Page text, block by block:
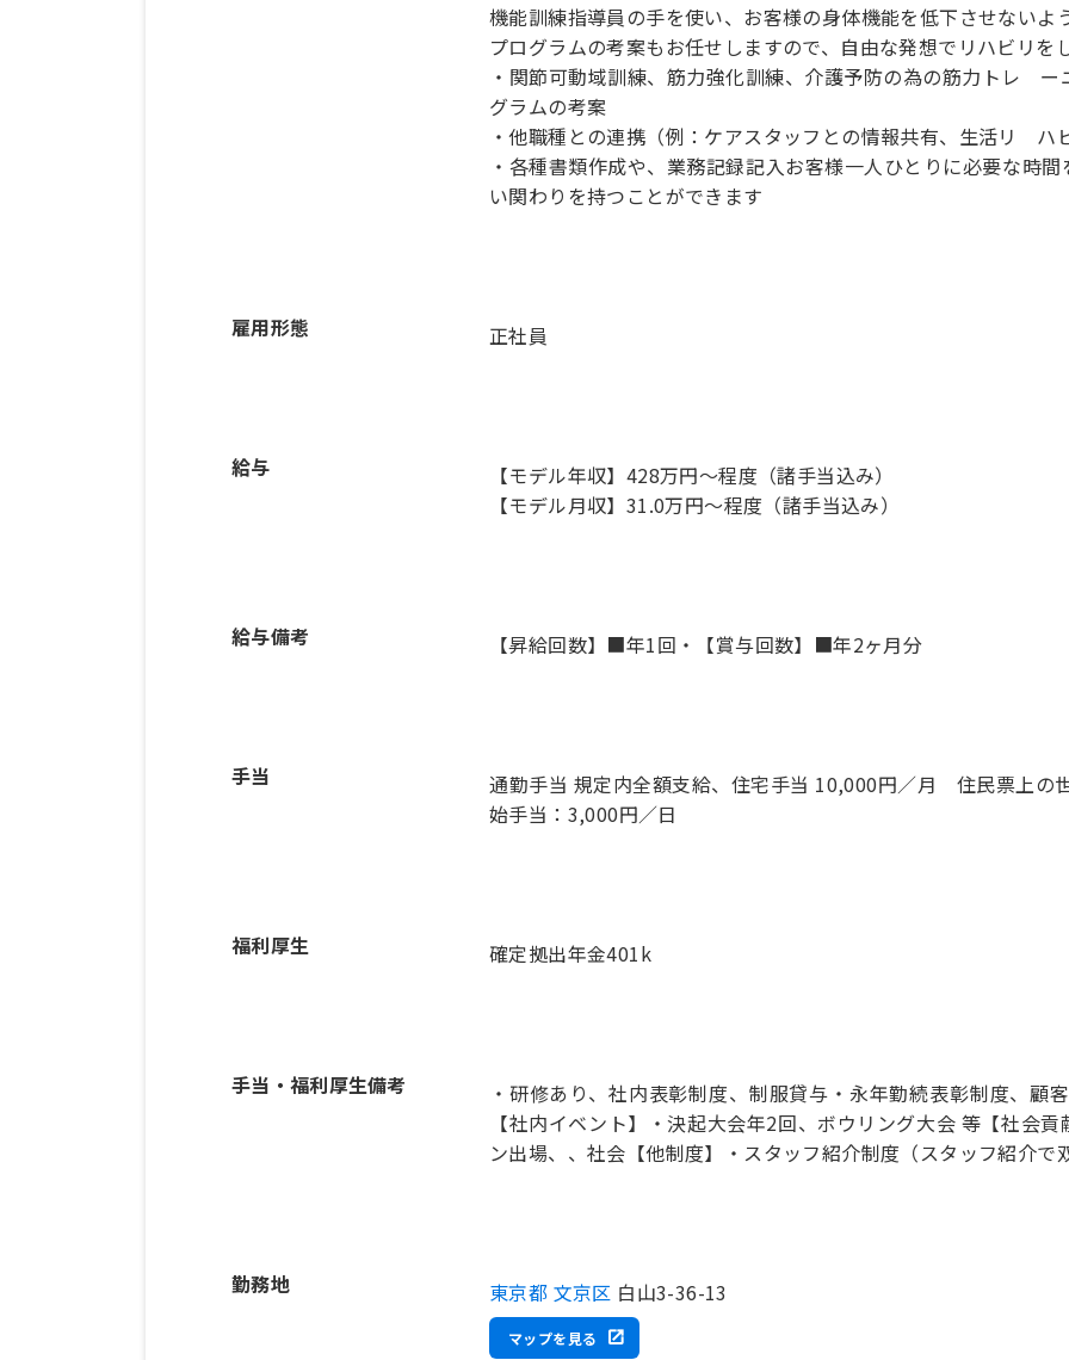
機能訓練指導員の手を使い、お客様の身体機能を低下させないよ
プログラムの考案もお任せしますので、自由な発想でリハビリを
・関節可動域訓練、筋力強化訓練、介護予防の為の筋力トレ
グラムの考案
・他職種との連携（例：ケアスタッフとの情報共有、生活リ ハ
・各種書類作成や、業務記録記入お客様一人ひとりに必要な時
雇用形態 正社員
給与
【モデル年収】428万円〜程度（諸手当込み）
【モデル月収】31.0万円〜程度（諸手当込み）
給与備考 【昇給回数】■年1回・【賞与回数】■年2ヶ月分
手当
通勤手当 規定内全額支給、住宅手当 10,000円／月 住民票上の
始手当：3,000円／日
福利厚生 確定拠出年金401k
手当・福利厚生備考
・研修あり、社内表彰制度、制服貸与・永年勤続表彰制度、顧
【社内イベント】・決起大会年2回、ボウリング大会 等【社会
ン出場、、社会【他制度】・スタッフ紹介制度（スタッフ紹介
勤務地 東京都 文京区 白山3-36-13
マップを見る